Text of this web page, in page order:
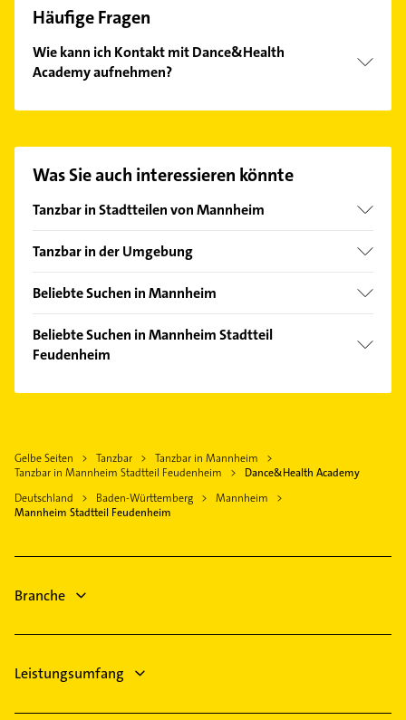
Häufige Fragen
Wie kann ich Kontakt mit Dance&Health
Academy aufnehmen?
finden Sie alleKontaktdaten.
Was Sie auch interessieren könnte
Tanzbar in Stadtteilen von Mannheim
Quadrate
Tanzbar in der Umgebung
Ludwigshafen am Rhein
Mutterstadt
Frankenthal (Pfalz)
Speyer
Beliebte Suchen in Mannheim
Kanalreinigung
Immobilien
Allgemeinarzt
Arzt
Bauunternehmen
Physikalische Therapie
Beliebte Suchen in Mannheim Stadtteil
Feudenheim
Allgemeinarzt
Zahnarzt
Immobilien
Gelbe Seiten Tanzbar
Tanzbar in Mannheim
Tanzbar in Mannheim Stadtteil Feudenheim
Dance&Health Academy
Deutschland
Baden-Württemberg
Mannheim
Mannheim Stadtteil Feudenheim
Branche
Leistungsumfang